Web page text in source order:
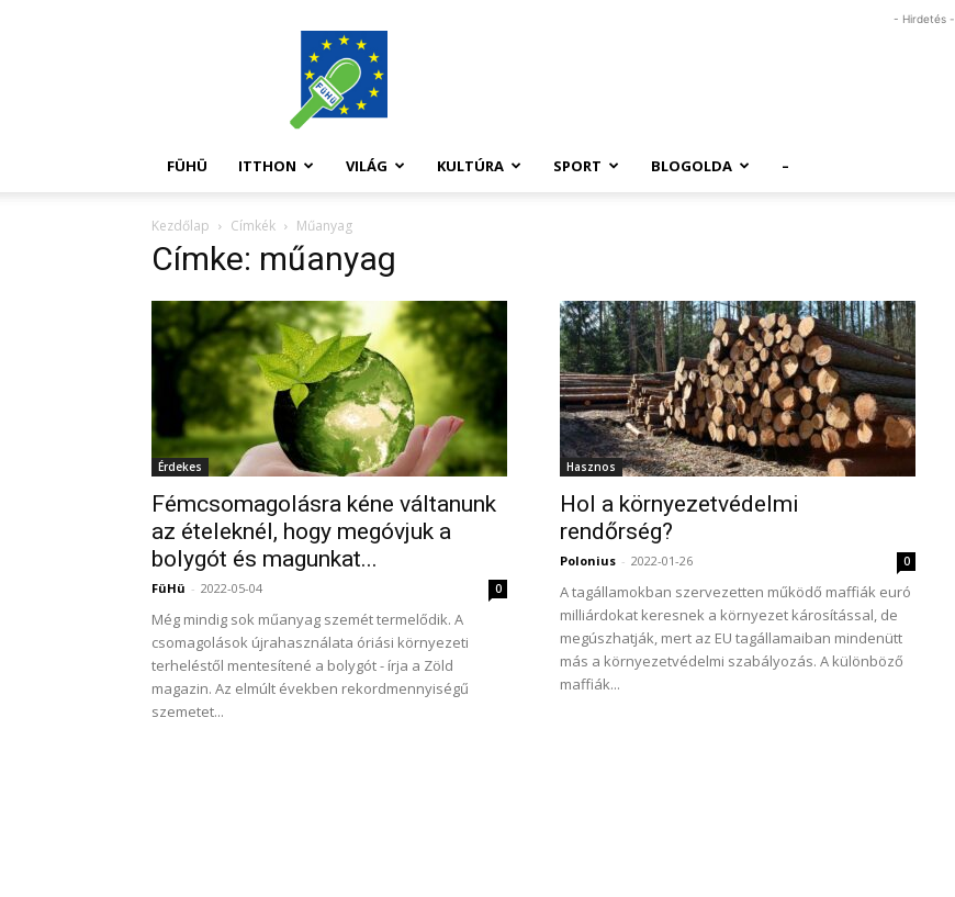
FüHü
- Hirdetés -
FÜHÜ ITTHON VILÁG KULTÚRA SPORT BLOGOLDA –
Kezdőlap Címkék Műanyag
Címke: műanyag
Érdekes
Fémcsomagolásra kéne váltanunk
az ételeknél, hogy megóvjuk a
bolygót és magunkat...
FüHü - 2022-05-04 0
Még mindig sok műanyag szemét termelődik. A
csomagolások újrahasználata óriási környezeti
terheléstől mentesítené a bolygót - írja a Zöld
magazin. Az elmúlt években rekordmennyiségű
szemetet...
Hasznos
Hol a környezetvédelmi
rendőrség?
Polonius - 2022-01-26 0
A tagállamokban szervezetten működő maffiák euró
milliárdokat keresnek a környezet károsítással, de
megúszhatják, mert az EU tagállamaiban mindenütt
más a környezetvédelmi szabályozás. A különböző
maffiák...